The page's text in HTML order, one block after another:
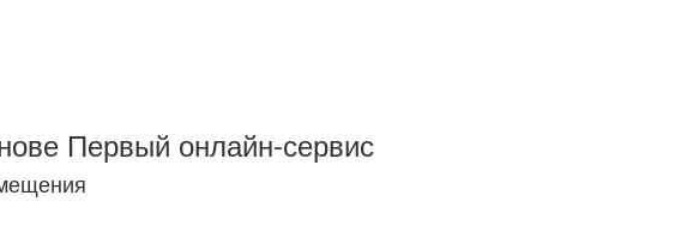
Первый онлайн-сервис